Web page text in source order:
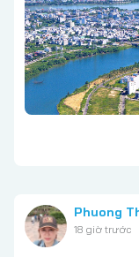
Phuong
18 giờ trước